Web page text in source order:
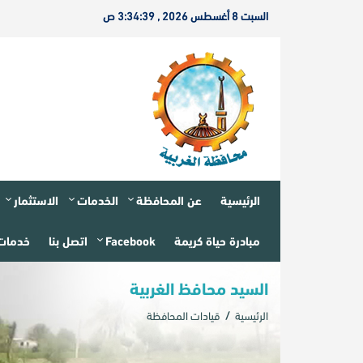
السبت 8 أغسطس 2026 , 3:34:39 ص
الرئيسية عن المحافظة الخدمات الاستثمار
مبادرة حياة كريمة Facebook اتصل بنا
السيد محافظ الغربية
الرئيسية قيادات المحافظة